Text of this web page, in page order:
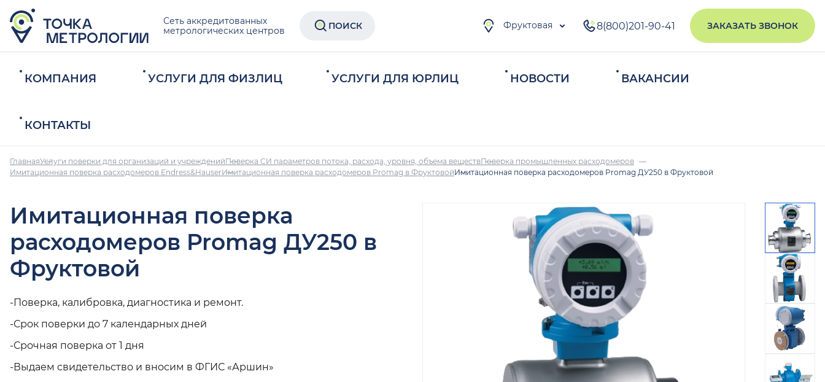
Сеть аккредитованных
метрологических центров
ПОИСК Фруктовая 8(800)201-90-41 ЗАКАЗАТЬ ЗВОНОК
КОМПАНИЯ УСЛУГИ ДЛЯ ФИЗЛИЦ УСЛУГИ ДЛЯ ЮРЛИЦ НОВОСТИ ВАКАНСИИ
КОНТАКТЫ
ГлавнаяУслуги поверки для организаций и учрежденийПоверка СИ параметров потока, расхода, уровня, объема веществПоверка промышленных расходомеров
Имитационная поверка расходомеров Endress&HauserИмитационная поверка расходомеров Promag в ФруктовойИмитационная поверка расходомеров Promag ДУ250 в Фруктовой
Имитационная поверка
расходомеров Promag ДУ250 в
Фруктовой
-Поверка, калибровка, диагностика и ремонт.
-Срок поверки до 7 календарных дней
-Срочная поверка от 1 дня
-Выдаем свидетельство и вносим в ФГИС «Аршин»